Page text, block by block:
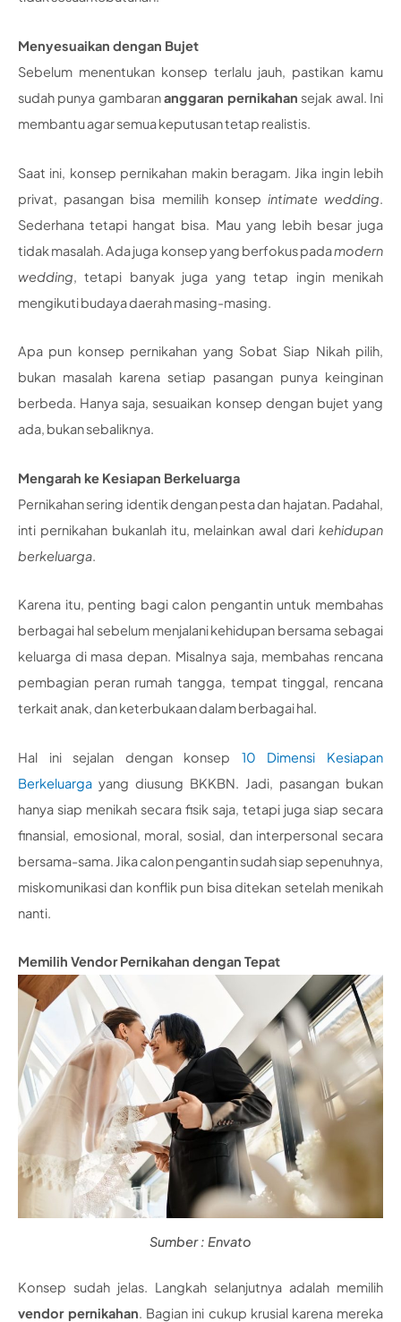
Menyesuaikan dengan Bujet
Sebelum menentukan konsep terlalu jauh, pastikan kamu
sudah punya gambarananggaran pernikahan sejak awal. Ini
membantu agar semua keputusan tetap realistis.
Saat ini, konsep pernikahan makin beragam. Jika ingin lebih
privat, pasangan bisa memilih konsep intimate wedding
Sederhana tetapi hangat bisa. Mau yang lebih besar juga
tidak masalah. Ada juga konsep yang berfokus padamodern
wedding , tetapi banyak juga yang tetap ingin menikah
mengikuti budaya daerah masing-masing.
Apa pun konsep pernikahan yang Sobat Siap Nikah pilih,
bukan masalah karena setiap pasangan punya keinginan
berbeda. Hanya saja, sesuaikan konsep dengan bujet yang
ada, bukan sebaliknya.
Mengarah ke Kesiapan Berkeluarga
Pernikahan sering identik dengan pesta dan hajatan. Padahal,
inti pernikahan bukanlah itu, melainkan awal dari kehidupan
berkeluarga
Karena itu, penting bagi calon pengantin untuk membahas
berbagai hal sebelum menjalani kehidupan bersama sebagai
keluarga di masa depan. Misalnya saja, membahas rencana
pembagian peran rumah tangga, tempat tinggal, rencana
terkait anak, dan keterbukaan dalam berbagai hal.
Hal ini sejalan dengan konsep 10 Dimensi Kesiapan
Berkeluarga yang diusung BKKBN. Jadi, pasangan bukan
hanya siap menikah secara fisik saja, tetapi juga siap secara
finansial, emosional, moral, sosial, dan interpersonal secara
bersama-sama. Jika calon pengantin sudah siap sepenuhnya,
miskomunikasi dan konflik pun bisa ditekan setelah menikah
nanti.
Memilih Vendor Pernikahan dengan Tepat
Sumber : Envato
Konsep sudah jelas. Langkah selanjutnya adalah memilih
vendor pernikahan. Bagian ini cukup krusial karena mereka